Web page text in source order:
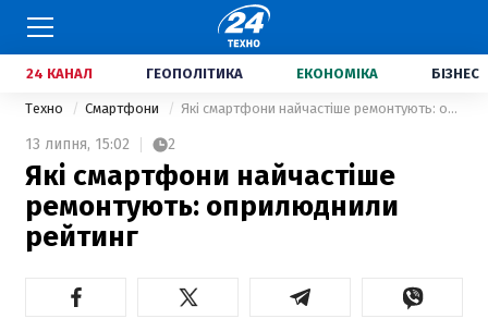
24 КАНАЛ ГЕОПОЛІТИКА ЕКОНОМІКА БІЗНЕС
Техно Смартфони Які смартфони найчастіше ремонтують: оприлюднили рейтинг
13 липня, 15:02 2
Які смартфони найчастіше
ремонтують: оприлюднили
рейтинг